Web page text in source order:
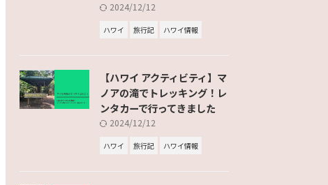
2024/12/12
ハワイ 旅行記 ハワイ情報
【ハワイ アクティビティ】マ
ノアの滝でトレッキング！レ
ンタカーで行ってきました
2024/12/12
ハワイ 旅行記 ハワイ情報